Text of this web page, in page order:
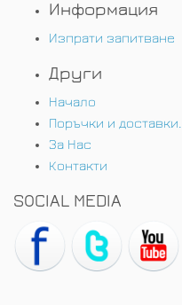
Информация
Изпрати запитване
Други
Начало
Поръчки и доставки.
За Нас
Контакти
SOCIAL MEDIA